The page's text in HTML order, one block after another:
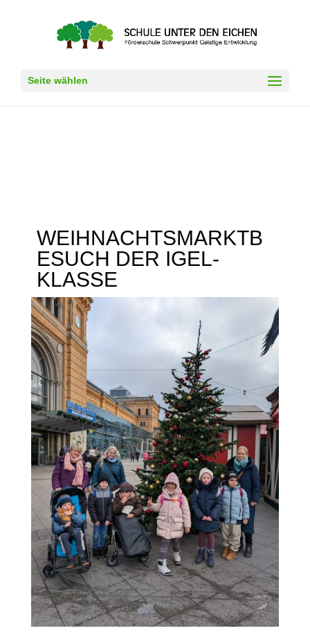
Seite wählen
WEIHNACHTSMARKTB
ESUCH DER IGEL-
KLASSE